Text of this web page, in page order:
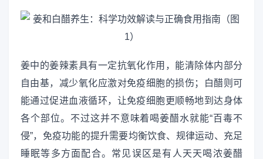
姜中的姜辣素具有一定抗氧化作用，能清除体内部分
自由基，减少氧化应激对免疫细胞的损伤；白醋则可
能通过促进血液循环，让免疫细胞更顺畅地到达身体
各个部位。不过这并不意味着喝姜醋水就能“百毒不
侵”，免疫功能的提升需要均衡饮食、规律运动、充足
睡眠等多方面配合。常见误区是有人天天喝浓姜醋